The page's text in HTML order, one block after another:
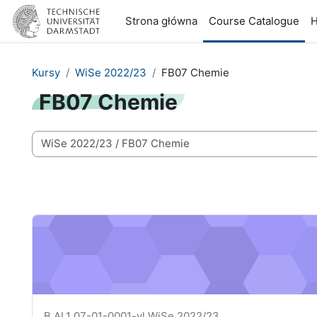
Przejdź do głównej zawartości
Strona główna
Course Catalogue
Kursy WiSe 2022/23 FB07 Chemie
FB07 Chemie
Kategorie kursów
Allgemeine Chemie (B.AL1) - 07-01-0001-vl